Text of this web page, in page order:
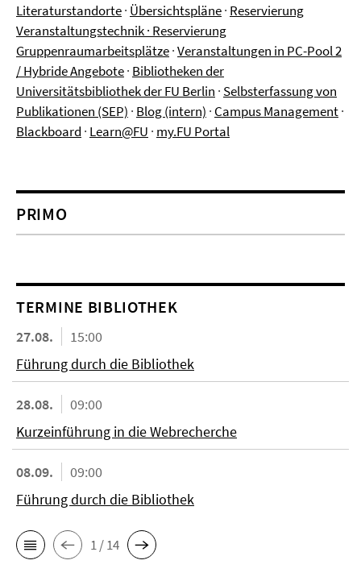
Literaturstandorte· Übersichtspläne· Reservierung
Veranstaltungstechnik· Reservierung
Gruppenraumarbeitsplätze·Veranstaltungen in PC-Pool 2
/ Hybride Angebote· Bibliotheken der
Universitätsbibliothek der FU Berlin · Selbsterfassung von
Publikationen (SEP) · Blog (intern) · Campus Management·
Blackboard · Learn@FU · my.FU Portal
PRIMO
TERMINE BIBLIOTHEK
27.08.
15:00
Führung durch die Bibliothek
28.08.
09:00
Kurzeinführung in die Webrecherche
08.09.
09:00
Führung durch die Bibliothek
1 / 14